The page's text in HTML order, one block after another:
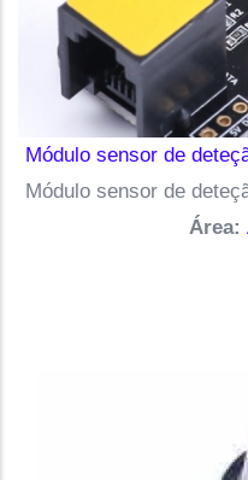
Módulo sensor de
Módulo sensor de
Área: